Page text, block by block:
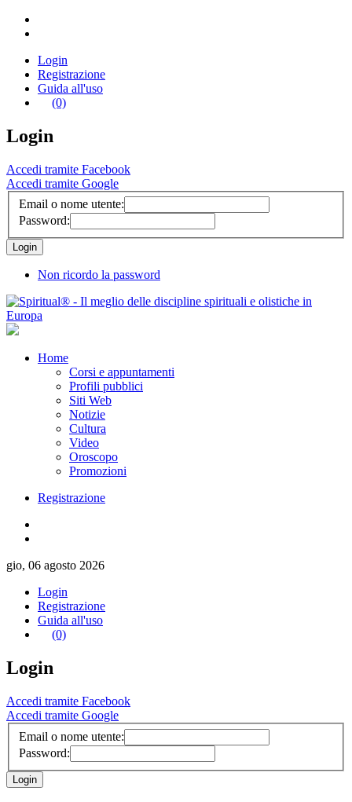
Login
Registrazione
Guida all'uso
(0)
Login
Accedi tramite Facebook
Accedi tramite Google
Email o nome utente:
Password:
Non ricordo la password
Home
Corsi e appuntamenti
Profili pubblici
Siti Web
Notizie
Cultura
Video
Oroscopo
Promozioni
Registrazione
gio, 06 agosto 2026
Login
Registrazione
Guida all'uso
(0)
Login
Accedi tramite Facebook
Accedi tramite Google
Email o nome utente:
Password: